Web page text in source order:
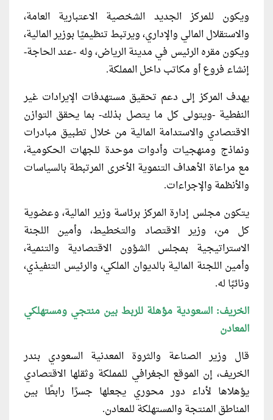
ويكون للمركز الجديد الشخصية الاعتبارية العامة،
والاستقلال المالي والإداري، ويرتبط تنظيميًا بوزير المالية،
ويكون مقره الرئيس في مدينة الرياض، وله -عند الحاجة-
إنشاء فروع أو مكاتب داخل المملكة.
يهدف المركز إلى دعم تحقيق مستهدفات الإيرادات غير
النفطية -ويتولى كل ما يتصل بذلك- بما يحقق التوازن
الاقتصادي والاستدامة المالية من خلال تطبيق مبادرات
ونماذج ومنهجيات وأدوات موحدة للجهات الحكومية،
مع مراعاة الأهداف التنموية الأخرى المرتبطة بالسياسات
والأنظمة والإجراءات.
يتكون مجلس إدارة المركز برئاسة وزير المالية، وعضوية
كل من، وزير الاقتصاد والتخطيط، وأمين اللجنة
الاستراتيجية بمجلس الشؤون الاقتصادية والتنمية،
وأمين اللجنة المالية بالديوان الملكي، والرئيس التنفيذي،
ونائبًا له.
الخريف: السعودية مؤهلة للربط بين منتجي ومستهلكي
المعادن
قال وزير الصناعة والثروة المعدنية السعودي بندر
الخريف، إن الموقع الجغرافي للمملكة وثقلها الاقتصادي
يؤهلاها لأداء دور محوري يجعلها جسرًا رابطًا بين
المناطق المنتجة والمستهلكة للمعادن.